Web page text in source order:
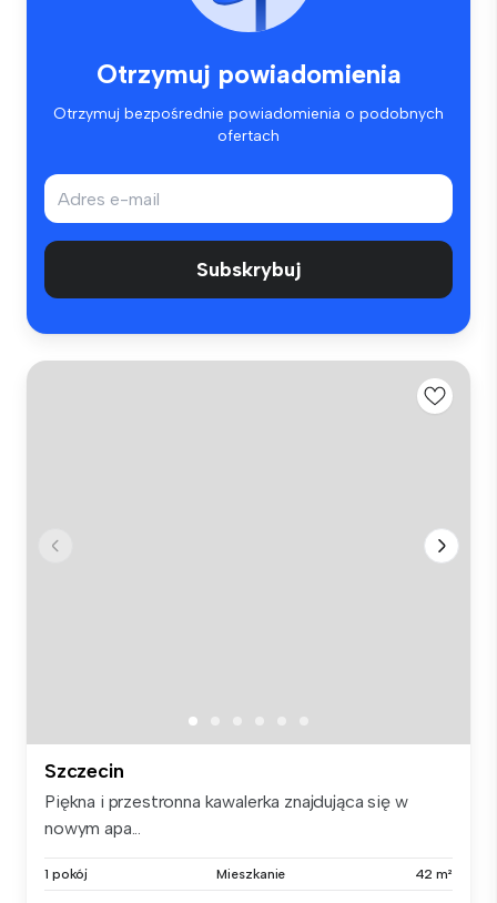
Otrzymuj powiadomienia
Otrzymuj bezpośrednie powiadomienia o podobnych
ofertach
Subskrybuj
Szczecin
Piękna i przestronna kawalerka znajdująca się w
nowym apa...
1 pokój Mieszkanie 42 m²